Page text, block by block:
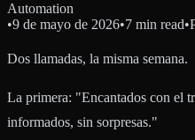
Automation
•9 de mayo de 2026•7 min read•
Dos llamadas, la misma semana.
La primera: "Encantados con el
informados, sin sorpresas."